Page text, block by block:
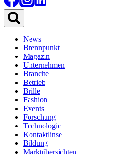
News
Brennpunkt
Magazin
Unternehmen
Branche
Betrieb
Brille
Fashion
Events
Forschung
Technologie
Kontaktlinse
Bildung
Marktübersichten